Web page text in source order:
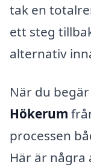
tak en
ett steg
alternativ
När du
Hökerum
processen
Här är några